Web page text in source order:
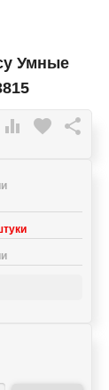
Умные
 favorite 